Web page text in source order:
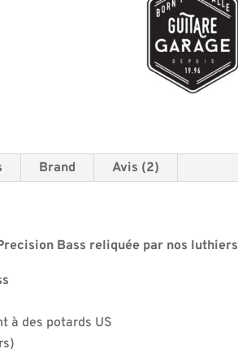
Relic
Brand Avis (2)
Bass reliquée par nos luthiers
à des potards US